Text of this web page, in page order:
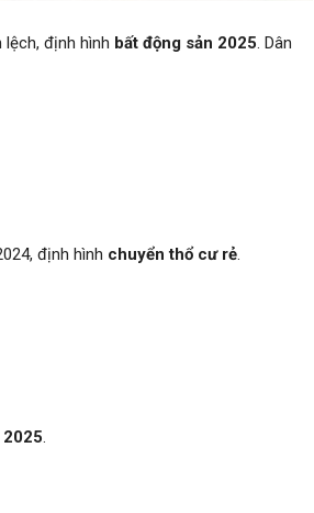
định hình bất động sản 2025. Dân
định hình chuyển thổ cư rẻ.
2025.